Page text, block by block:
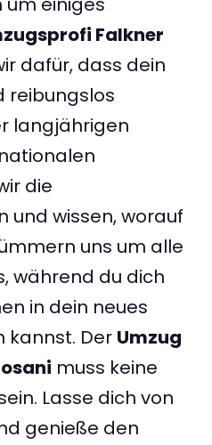
Falkner
dafür, dass dein
reibungslos
langjährigen
die
und wissen, worauf
uns um alle
während du dich
in dein neues
kannst. Der Umzug
muss keine
Lasse dich von
genieße den